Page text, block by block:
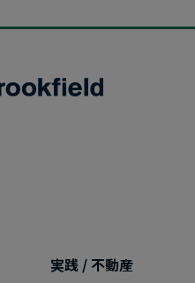
ムリーな​洞察と​グローバルな​
実践 / 不動産